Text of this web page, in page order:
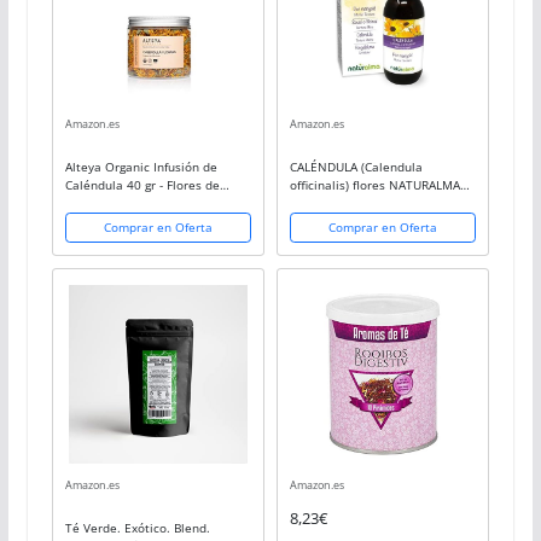
Amazon.es
Alteya Organic Infusión de
Caléndula 40 gr - Flores de
100% puras con certificado del
USDA recogidas a mano y
ofrecidas...
Comprar en Oferta
Amazon.es
CALÉNDULA (Calendula
officinalis) flores NATURALMA
Extracto líquido gotas 100ml |
Bienestar de la piel |
Complemento alimenticio...
Comprar en Oferta
Amazon.es
Té Verde. Exótico. Blend.
Amazon.es
8,23€